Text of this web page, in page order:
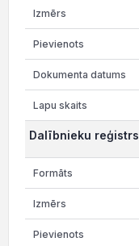
Dalībnieku reģistrs